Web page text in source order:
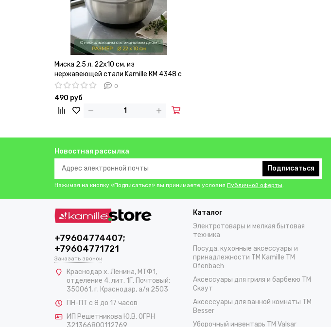
Миска 2,5 л. 22х10 см. из
нержавеющей стали Kamille КМ 4348 c
силиконовым дном0
490 руб
Новостная рассылка
Подписаться
Нажимая на кнопку «Подписаться» вы принимаете условия Публичной оферты
+79604774407;
+79604771721
Заказать звонок
Краснодар х. Ленина, МТФ1,
отделение 4, лит. 1Г. Почтовый:
350061, г. Краснодар, а/я 2503
ПН-ПТ с 8 до 17 часов
ИП Решетникова Ю.В. ОГРН
321366800112769
Каталог
Электротовары и мелкая бытовая
техника
Посуда, кухонные аксессуары и
принадлежности TM Kamille TM
Ofenbach
Аксессуары для гриля и барбекю TM
Скаут
Аксессуары для ванной комнаты TM
Besser
Уборочный инвентарь TM Valsar